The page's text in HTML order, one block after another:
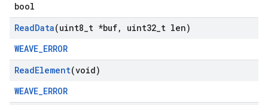
bool
ReadData(uint8 t *buf, uint32 t len)
WEAVE_ERROR
ReadElement(void)
WEAVE_ERROR